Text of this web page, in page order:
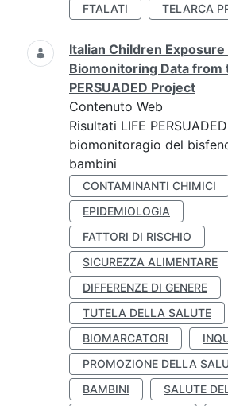
FTALATI TELARCA
Italian Children
Biomonitoring Data from
PERSUADED Project
Contenuto Web
Risultati LIFE
biomonitoragio del
bambini
CONTAMINANTI CHIMICI
EPIDEMIOLOGIA
FATTORI DI RISCHIO
SICUREZZA ALIMENTARE
DIFFERENZE DI GENERE
TUTELA DELLA SALUTE
BIOMARCATORI
PROMOZIONE DELLA
BAMBINI
SALUTE